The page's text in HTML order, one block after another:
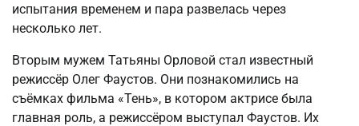
испытания временем и пара развелась через
несколько лет.
Вторым мужем Татьяны Орловой стал известный
режиссёр Олег Фаустов. Они познакомились на
съёмках фильма «Тень», в котором актрисе была
главная роль, а режиссёром выступал Фаустов. Их